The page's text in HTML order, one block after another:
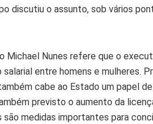
discutiu o assunto, sob vários
Michael Nunes refere que o
salarial entre homens e mulheres.
cabe ao Estado um papel
previsto o aumento da
são medidas importantes para